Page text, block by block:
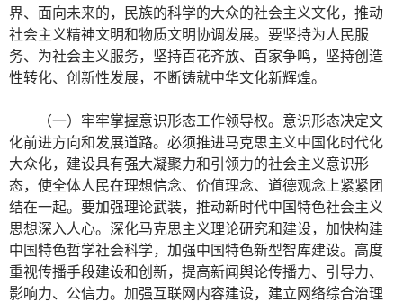
界、面向未来的，民族的科学的大众的社会主义文化，推动
社会主义精神文明和物质文明协调发展。要坚持为人民服
务、为社会主义服务，坚持百花齐放、百家争鸣，坚持创造
性转化、创新性发展，不断铸就中华文化新辉煌。
（一）牢牢掌握意识形态工作领导权。意识形态决定文
化前进方向和发展道路。必须推进马克思主义中国化时代化
大众化，建设具有强大凝聚力和引领力的社会主义意识形
态，使全体人民在理想信念、价值理念、道德观念上紧紧团
结在一起。要加强理论武装，推动新时代中国特色社会主义
思想深入人心。深化马克思主义理论研究和建设，加快构建
中国特色哲学社会科学，加强中国特色新型智库建设。高度
重视传播手段建设和创新，提高新闻舆论传播力、引导力、
影响力、公信力。加强互联网内容建设，建立网络综合治理